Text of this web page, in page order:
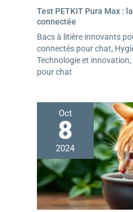
Test PETKIT Pura Max :
connectée
Bacs à litière innovants
connectés pour chat,
Technologie et innovation,
pour chat
Oct
8
2024